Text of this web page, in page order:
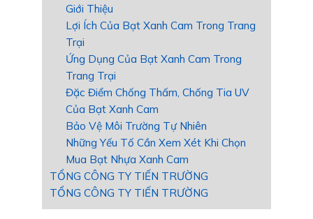
Giới Thiệu
Lợi Ích Của Bạt Xanh Cam Trong Trang
Trại
Ứng Dụng Của Bạt Xanh Cam Trong
Trang Trại
Đặc Điểm Chống Thấm, Chống Tia UV
Của Bạt Xanh Cam
Bảo Vệ Môi Trường Tự Nhiên
Những Yếu Tố Cần Xem Xét Khi Chọn
Mua Bạt Nhựa Xanh Cam
TỔNG CÔNG TY TIẾN TRƯỜNG
TỔNG CÔNG TY TIẾN TRƯỜNG